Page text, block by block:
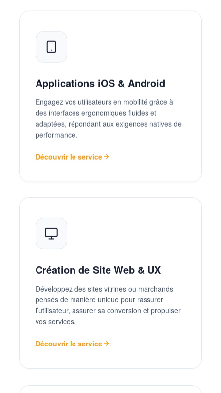
Applications iOS & Android
Engagez vos utilisateurs en mobilité grâce à
des interfaces ergonomiques fluides et
adaptées, répondant aux exigences natives de
performance.
Découvrir le service
Création de Site Web & UX
Développez des sites vitrines ou marchands
pensés de manière unique pour rassurer
l’utilisateur, assurer sa conversion et propulser
vos services.
Découvrir le service